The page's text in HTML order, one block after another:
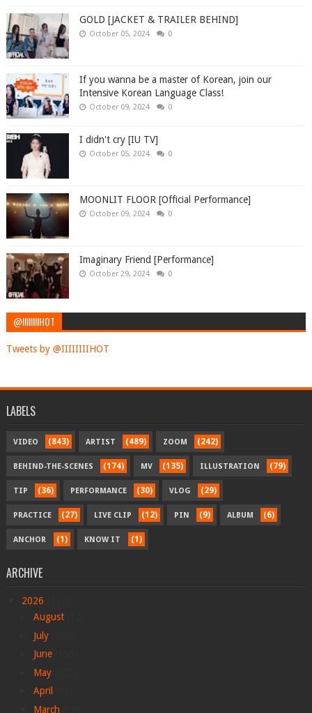
GOLD [JACKET & TRAILER BEHIND]
October 05, 2024 0
If you wanna be a master of Korean, join our
Intensive Korean Language Class!
October 09, 2024 0
I didn't cry [IU TV]
October 05, 2024 0
MOONLIT FLOOR [Official Performance]
October 09, 2024 0
Imaginary Friend [Performance]
October 29, 2024 0
@IIIIIIIIHOT
Tweets by @IIIIIIIIHOT
LABELS
VIDEO (843) ARTIST (489) ZOOM (242)
BEHIND-THE-SCENES (174) MV (135) ILLUSTRATION (79)
TIP (36) PERFORMANCE (30) VLOG (29)
PRACTICE (27) LIVE CLIP (12) PIN (9) ALBUM (6)
ANCHOR (1) KNOW IT (1)
ARCHIVE
2026
August
July
June
May
April
March